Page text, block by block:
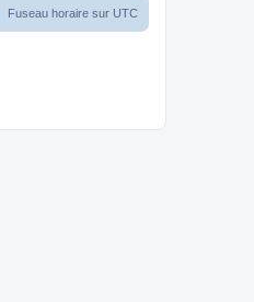
Fuseau horaire sur UTC